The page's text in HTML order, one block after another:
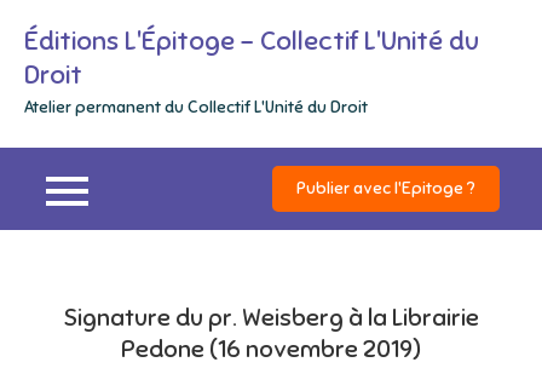
content
Éditions L'Épitoge – Collectif L'Unité du
Droit
Atelier permanent du Collectif L'Unité du Droit
Publier avec l'Epitoge ?
Signature du pr. Weisberg à la Librairie
Pedone (16 novembre 2019)